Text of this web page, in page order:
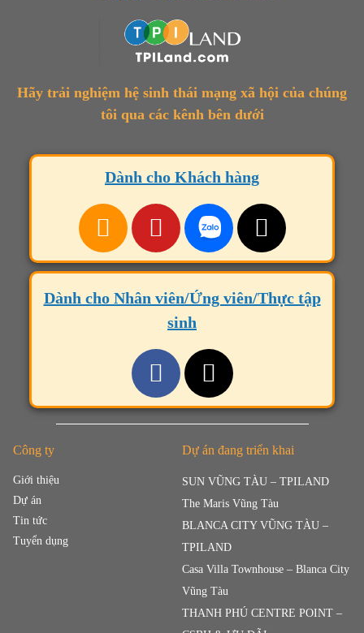
Hãy trải nghiệm hệ sinh thái mạng xã hội của chúng
tôi qua các kênh bên dưới
Dành cho Khách hàng
Dành cho Nhân viên/Ứng viên/Thực tập
sinh
Công ty
Giới thiệu
Dự án
Tin tức
Tuyển dụng
Dự án đang triển khai
SUN VŨNG TÀU – TPILAND
The Maris Vũng Tàu
BLANCA CITY VŨNG TÀU –
TPILAND
Casa Villa Townhouse – Blanca City
Vũng Tàu
THANH PHÚ CENTRE POINT –